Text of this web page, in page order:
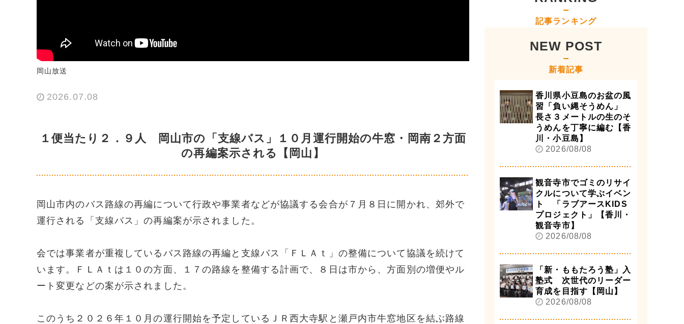
岡山放送
2026.07.08
１便当たり２．９人 岡山市の「支線バス」１０月運行開始の牛窓・岡南２方面
の再編案示される【岡山】
岡山市内のバス路線の再編について行政や事業者などが協議する会合が７月８日に開かれ、郊外で
運行される「支線バス」の再編案が示されました。
会では事業者が重複しているバス路線の再編と支線バス「ＦＬＡｔ」の整備について協議を続けて
います。ＦＬＡｔは１０の方面、１７の路線を整備する計画で、８日は市から、方面別の増便やル
ート変更などの案が示されました。
このうち２０２６年１０月の運行開始を予定しているＪＲ西大寺駅と瀬戸内市牛窓地区を結ぶ路線
記事ランキング
NEW POST
新着記事
香川県小豆島のお盆の風
習「負い縄そうめん」
長さ３メートルの生のそ
うめんを丁寧に編む【香
川・小豆島】
2026/08/08
観音寺市でゴミのリサイ
クルについて学ぶイベン
ト 「ラブアースKIDS
プロジェクト」【香川・
観音寺市】
2026/08/08
「新・ももたろう塾」入
塾式 次世代のリーダー
育成を目指す【岡山】
2026/08/08